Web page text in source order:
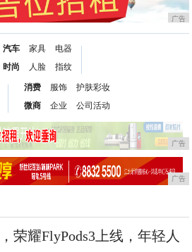
广告
汽车
时尚
家具
人脸
电器
指纹
消费
微商
服饰
企业
护肤彩妆
公司活动
广告
广告
荣耀FlyPods3上线，年轻人